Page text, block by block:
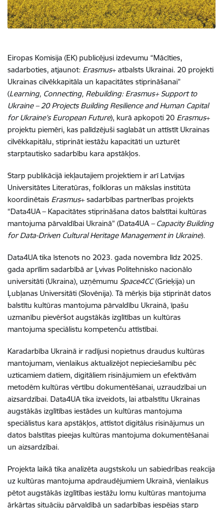
Eiropas Komisija (EK) publicējusi izdevumu “Mācīties,
sadarboties, atjaunot: Erasmus+ atbalsts Ukrainai. 20 projekti
Ukrainas cilvēkkapitāla un kapacitātes stiprināšanai”
(Learning, Connecting, Rebuilding: Erasmus+ Support to
Ukraine – 20 Projects Building Resilience and Human Capital
for Ukraine’s European Future), kurā apkopoti 20 Erasmus+
projektu piemēri, kas palīdzējuši saglabāt un attīstīt Ukrainas
cilvēkkapitālu, stiprināt iestāžu kapacitāti un uzturēt
starptautisko sadarbību kara apstākļos.
Starp publikācijā iekļautajiem projektiem ir arī Latvijas
Universitātes Literatūras, folkloras un mākslas institūta
koordinētais Erasmus+ sadarbības partnerības projekts
“Data4UA – Kapacitātes stiprināšana datos balstītai kultūras
mantojuma pārvaldībai Ukrainā” (Data4UA– Capacity Building
for Data-Driven Cultural Heritage Management in Ukraine).
Data4UA tika īstenots no 2023. gada novembra līdz 2025.
gada aprīlim sadarbībā ar Ļvivas Politehnisko nacionālo
universitāti (Ukraina), uzņēmumu Space4CC(Grieķija) un
Ļubļanas Universitāti (Slovēnija). Tā mērķis bija stiprināt datos
balstītu kultūras mantojuma pārvaldību Ukrainā, īpašu
uzmanību pievēršot augstākās izglītības un kultūras
mantojuma speciālistu kompetenču attīstībai.
Karadarbība Ukrainā ir radījusi nopietnus draudus kultūras
mantojumam, vienlaikus aktualizējot nepieciešamību pēc
uzticamiem datiem, digitāliem risinājumiem un efektīvām
metodēm kultūras vērtību dokumentēšanai, uzraudzībai un
aizsardzībai. Data4UA tika izveidots, lai atbalstītu Ukrainas
augstākās izglītības iestādes un kultūras mantojuma
speciālistus kara apstākļos, attīstot digitālus risinājumus un
datos balstītas pieejas kultūras mantojuma dokumentēšanai
un aizsardzībai.
Projekta laikā tika analizēta augstskolu un sabiedrības reakcija
uz kultūras mantojuma apdraudējumiem Ukrainā, vienlaikus
pētot augstākās izglītības iestāžu lomu kultūras mantojuma
ārkārtas situāciju pārvaldībā un sadarbības iespējas starp